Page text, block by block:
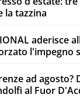
la tazzina
aderisce
l'impegno
ad agosto?
al Fuor